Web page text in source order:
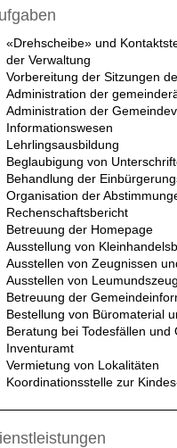
«Drehscheibe» und
der Verwaltung
Vorbereitung der Sitzungen
Administration der
Administration der
Informationswesen
Lehrlingsausbildung
Beglaubigung von
Behandlung der
Organisation der
Rechenschaftsbericht
Betreuung der Homepage
Ausstellung von
Ausstellen von Zeugnissen
Ausstellen von
Betreuung der
Bestellung von Büromaterial
Beratung bei Todesfällen
Inventuramt
Vermietung von Lokalitäten
Koordinationsstelle zur